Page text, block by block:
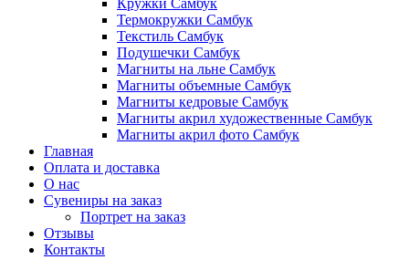
Кружки Самбук
Термокружки Самбук
Текстиль Самбук
Подушечки Самбук
Магниты на льне Самбук
Магниты объемные Самбук
Магниты кедровые Самбук
Магниты акрил художественные Самбук
Магниты акрил фото Самбук
Главная
Оплата и доставка
О нас
Сувениры на заказ
Портрет на заказ
Отзывы
Контакты